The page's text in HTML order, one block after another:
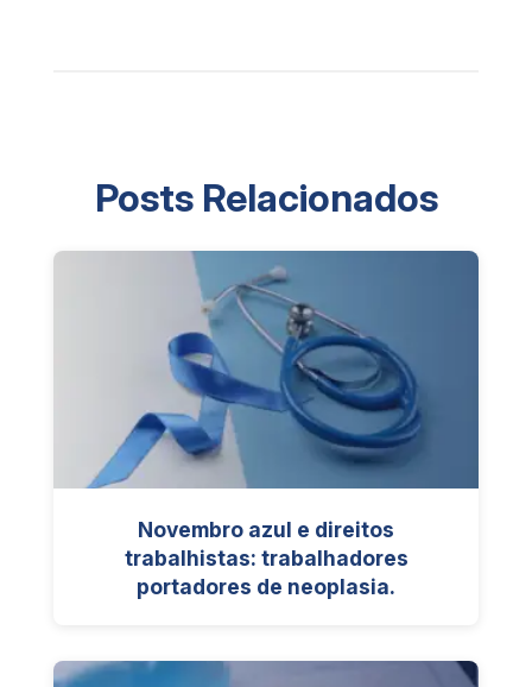
Posts Relacionados
Novembro azul e direitos
trabalhistas: trabalhadores
portadores de neoplasia.